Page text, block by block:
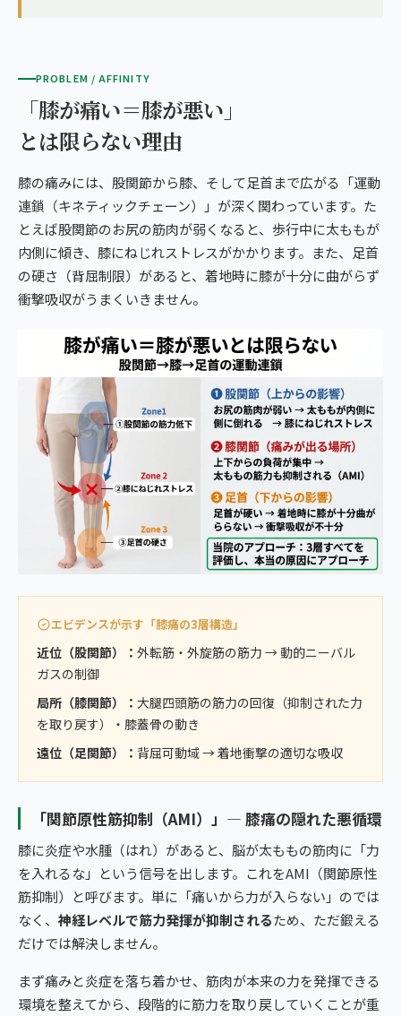
PROBLEM / AFFINITY
「膝が痛い＝膝が悪い」
とは限らない理由
膝の痛みには、股関節から膝、そして足首まで広がる「運動
連鎖（キネティックチェーン）」が深く関わっています。た
とえば股関節のお尻の筋肉が弱くなると、歩行中に太ももが
内側に傾き、膝にねじれストレスがかかります。また、足首
の硬さ（背屈制限）があると、着地時に膝が十分に曲がらず
衝撃吸収がうまくいきません。
エビデンスが示す「膝痛の3層構造」
近位（股関節）： 外転筋・外旋筋の筋力 → 動的ニーバル
ガスの制御
局所（膝関節）： 大腿四頭筋の筋力の回復（抑制された力
を取り戻す）・膝蓋骨の動き
遠位（足関節）： 背屈可動域 → 着地衝撃の適切な吸収
「関節原性筋抑制（AMI）」— 膝痛の隠れた悪循環
膝に炎症や水腫（はれ）があると、脳が太ももの筋肉に「力
を入れるな」という信号を出します。これをAMI（関節原性
筋抑制）と呼びます。単に「痛いから力が入らない」のでは
なく、 神経レベルで筋力発揮が抑制されるため、ただ鍛える
だけでは解決しません。
まず痛みと炎症を落ち着かせ、筋肉が本来の力を発揮できる
環境を整えてから、段階的に筋力を取り戻していくことが重